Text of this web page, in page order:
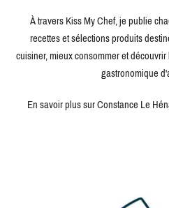
À travers Kiss My Chef, je publie
recettes et sélections produits
cuisiner, mieux consommer et
gastronomique
En savoir plus sur Constance Le